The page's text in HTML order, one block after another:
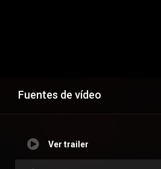
Fuentes de vídeo
Ver trailer